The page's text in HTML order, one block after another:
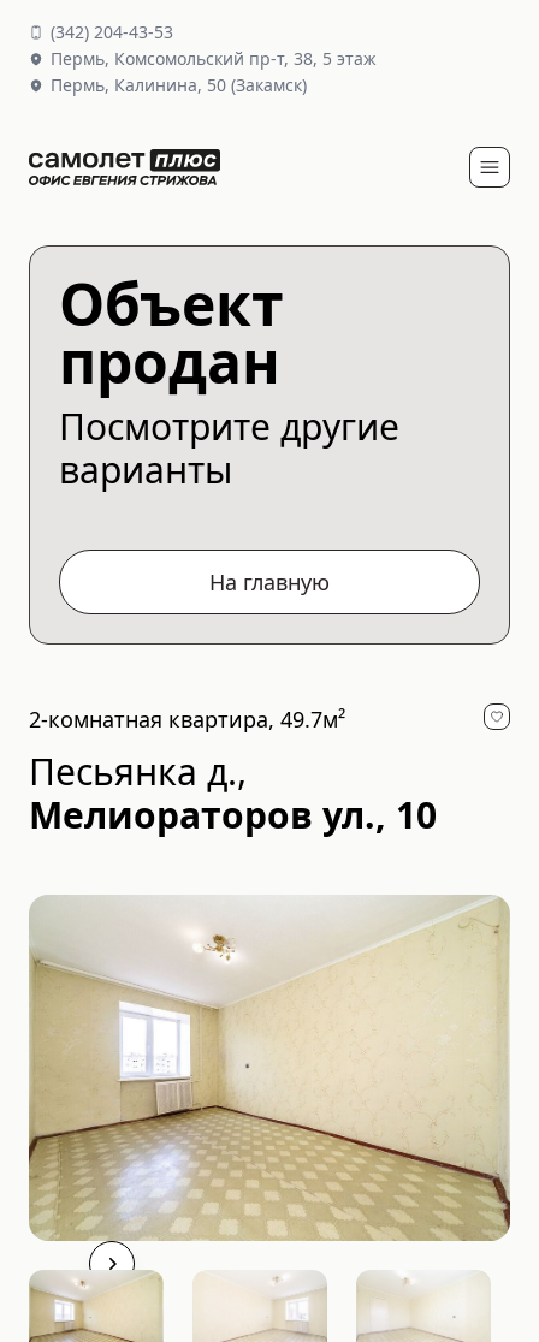
(342) 204-43-53
Пермь, Комсомольский пр-т, 38, 5 этаж
Пермь, Калинина, 50 (Закамск)
Объект
продан
Посмотрите другие
варианты
На главную
2-комнатная квартира, 49.7м²
Песьянка д.,
Мелиораторов ул., 10